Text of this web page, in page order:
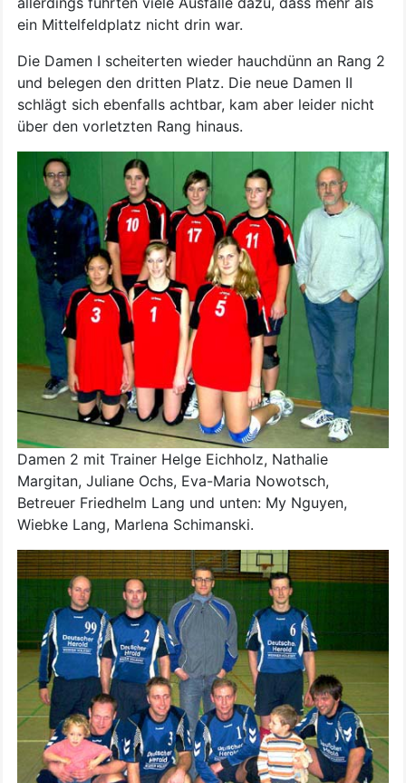
ein Mittelfeldplatz nicht drin war.
Die Damen I scheiterten wieder hauchdünn an Rang 2
und belegen den dritten Platz. Die neue Damen II
schlägt sich ebenfalls achtbar, kam aber leider nicht
über den vorletzten Rang hinaus.
Damen 2 mit Trainer Helge Eichholz, Nathalie
Margitan, Juliane Ochs, Eva-Maria Nowotsch,
Betreuer Friedhelm Lang und unten: My Nguyen,
Wiebke Lang, Marlena Schimanski.